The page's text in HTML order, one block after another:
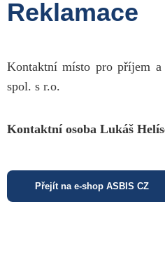
Reklamace
Kontaktní místo pro příjem
spol. s r.o.
Kontaktní osoba Lukáš
Přejít na e-shop ASBIS CZ